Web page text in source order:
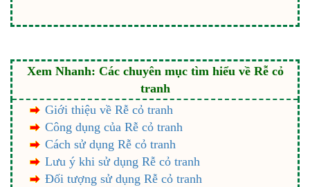
Xem Nhanh: Các chuyên mục tìm hiểu về Rễ cỏ
tranh
Giới thiệu về Rễ cỏ tranh
Công dụng của Rễ cỏ tranh
Cách sử dụng Rễ cỏ tranh
Lưu ý khi sử dụng Rễ cỏ tranh
Đối tượng sử dụng Rễ cỏ tranh